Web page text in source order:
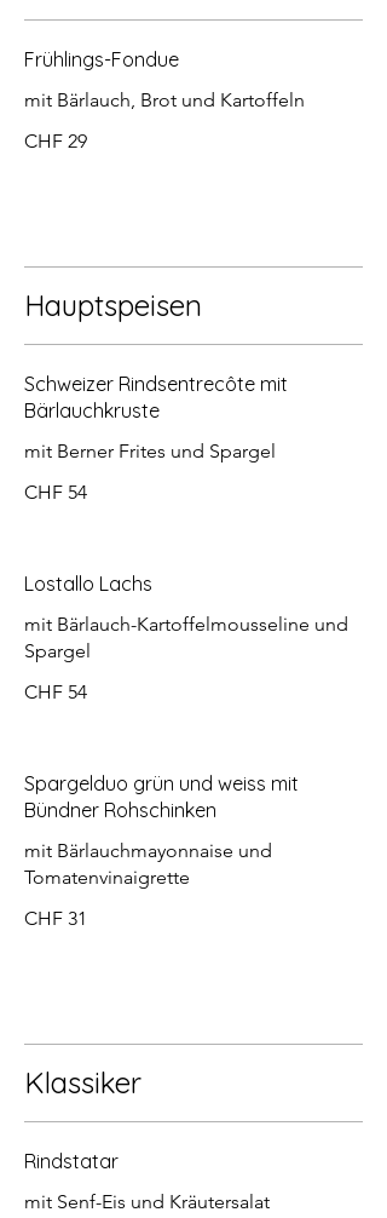
Frühlings-Fondue
mit Bärlauch, Brot und Kartoffeln
CHF 29
Hauptspeisen
Schweizer Rindsentrecôte mit
Bärlauchkruste
mit Berner Frites und Spargel
CHF 54
Lostallo Lachs
mit Bärlauch-Kartoffelmousseline und
Spargel
CHF 54
Spargelduo grün und weiss mit
Bündner Rohschinken
mit Bärlauchmayonnaise und
Tomatenvinaigrette
CHF 31
Klassiker
Rindstatar
mit Senf-Eis und Kräutersalat